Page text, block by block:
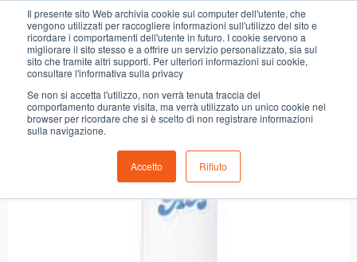
Il presente sito Web archivia cookie sul computer dell'utente, che
vengono utilizzati per raccogliere informazioni sull'utilizzo del sito e
ricordare i comportamenti dell'utente in futuro. I cookie servono a
migliorare il sito stesso e a offrire un servizio personalizzato, sia sul
sito che tramite altri supporti. Per ulteriori informazioni sui cookie,
consultare l'informativa sulla privacy
Se non si accetta l'utilizzo, non verrà tenuta traccia del
comportamento durante visita, ma verrà utilizzato un unico cookie nel
browser per ricordare che si è scelto di non registrare informazioni
sulla navigazione.
Accetto Rifiuto
LACCA VOLUME CIELO ALTO